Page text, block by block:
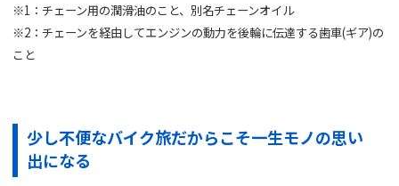
※1：チェーン用の潤滑油のこと、別名チェーンオイル
※2：チェーンを経由してエンジンの動力を後輪に伝達する歯車(ギア)の
こと
少し不便なバイク旅だからこそ一生モノの思い
出になる